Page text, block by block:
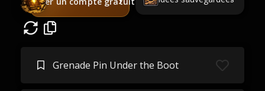
Grenade Pin Under the Boot